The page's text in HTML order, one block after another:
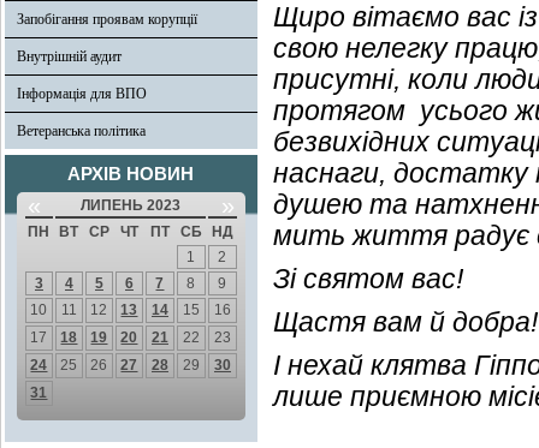
Запобігання проявам корупції
Внутрішній аудит
Інформація для ВПО
Ветеранська політика
АРХІВ НОВИН
« ЛИПЕНЬ 2023 »
ПН ВТ СР ЧТ ПТ СБ
НД
1
2
3
4 5 6 7 8
9
10
11 12 13 14 15
16
17
18 19 20 21 22
23
24
25 26 27 28 29
30
31
Щиро вітаємо вас
свою нелегку
присутні, коли
протягом усього
безвихідних
наснаги,
душею та
мить життя радує
Зі святом вас!
Щастя вам й добра!
І нехай клятва
лише приємною